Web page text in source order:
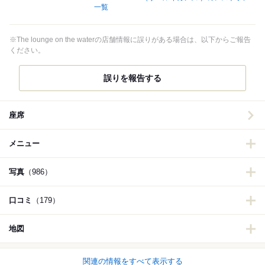
一覧
※The lounge on the waterの店舗情報に誤りがある場合は、以下からご報告
ください。
誤りを報告する
座席
メニュー
写真 （986）
口コミ （179）
地図
関連の情報をすべて表示する